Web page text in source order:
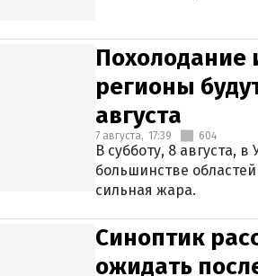
Похолодание
регионы
августа
7 августа, 17:39 604
В субботу, 8 августа,
большинстве
сильная жара.
Синоптик
ожидать